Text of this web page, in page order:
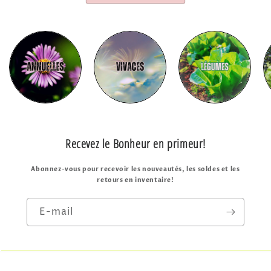
Title
Title
Recevez le Bonheur en primeur!
Abonnez-vous pour recevoir les nouveautés, les soldes et les
retours en inventaire!
E-mail